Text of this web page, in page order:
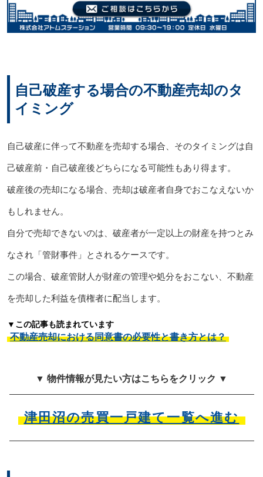
自己破産する場合の不動産売却のタ
イミング
自己破産に伴って不動産を売却する場合、そのタイミングは自
己破産前・自己破産後どちらになる可能性もあり得ます。
破産後の売却になる場合、売却は破産者自身でおこなえないか
もしれません。
自分で売却できないのは、破産者が一定以上の財産を持つとみ
なされ「管財事件」とされるケースです。
この場合、破産管財人が財産の管理や処分をおこない、不動産
を売却した利益を債権者に配当します。
▼この記事も読まれています
不動産売却における同意書の必要性と書き方とは？
▼ 物件情報が見たい方はこちらをクリック ▼
津田沼の売買一戸建て一覧へ進む